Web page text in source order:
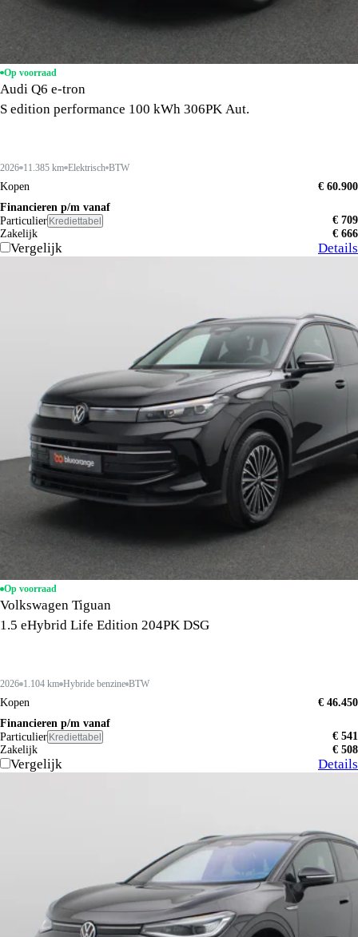
Op voorraad
Audi Q6 e-tron
S edition performance 100 kWh 306PK Aut.
2026 11.385 km Elektrisch BTW
Kopen
€ 60.900
Financieren p/m vanaf
Particulier Krediettabel
€ 709
Zakelijk
€ 666
Vergelijk Details
Op voorraad
Volkswagen Tiguan
1.5 eHybrid Life Edition 204PK DSG
2026 1.104 km Hybride benzine BTW
Kopen
€ 46.450
Financieren p/m vanaf
Particulier Krediettabel
€ 541
Zakelijk
€ 508
Vergelijk Details